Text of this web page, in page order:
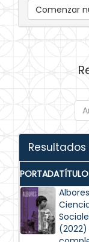
Comenzar
PORTADATÍTULO